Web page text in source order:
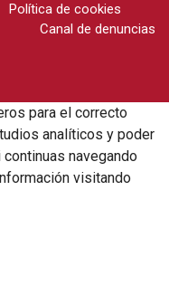
Política de cookies
Canal de denuncias
para el correcto
analíticos y poder
navegando
visitando